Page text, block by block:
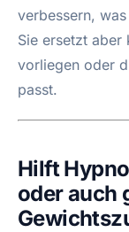
verbessern,
Sie ersetzt aber
vorliegen oder
passt.
Hilft
oder auch